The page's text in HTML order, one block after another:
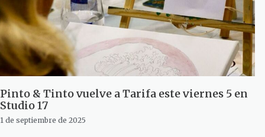
Pinto & Tinto vuelve a Tarifa este viernes 5 en
Studio 17
1 de septiembre de 2025